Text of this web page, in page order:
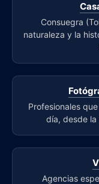
Consuegra
naturaleza y la
Profesionales
día, desde la
Agencias